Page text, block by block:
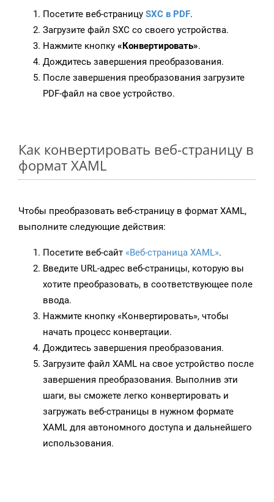
Посетите веб-страницу SXC в PDF.
Загрузите файл SXC со своего устройства.
Нажмите кнопку «Конвертировать».
Дождитесь завершения преобразования.
После завершения преобразования загрузите
PDF-файл на свое устройство.
Как конвертировать веб-страницу в
формат XAML
Чтобы преобразовать веб-страницу в формат XAML,
выполните следующие действия:
Посетите веб-сайт «Веб-страница XAML».
Введите URL-адрес веб-страницы, которую вы
хотите преобразовать, в соответствующее поле
ввода.
Нажмите кнопку «Конвертировать», чтобы
начать процесс конвертации.
Дождитесь завершения преобразования.
Загрузите файл XAML на свое устройство после
завершения преобразования. Выполнив эти
шаги, вы сможете легко конвертировать и
загружать веб-страницы в нужном формате
XAML для автономного доступа и дальнейшего
использования.